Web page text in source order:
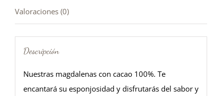
Valoraciones (0)
Descripción
Nuestras magdalenas con cacao 100%. Te
encantará su esponjosidad y disfrutarás del sabor y